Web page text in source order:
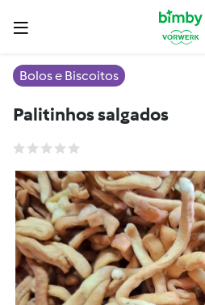
Bolos e Biscoitos
Palitinhos salgados